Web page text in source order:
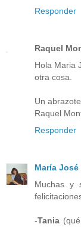
Responder
Raquel
Hola Maria
otra cosa.
Un abrazote
Raquel
Responder
María José
Muchas y
-Tania